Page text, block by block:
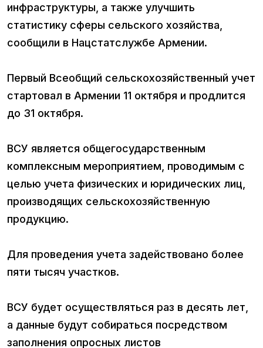
инфраструктуры, а также улучшить
статистику сферы сельского хозяйства,
сообщили в Нацстатслужбе Армении.
Первый Всеобщий сельскохозяйственный учет
стартовал в Армении 11 октября и продлится
до 31 октября.
ВСУ является общегосударственным
комплексным мероприятием, проводимым с
целью учета физических и юридических лиц,
производящих сельскохозяйственную
продукцию.
Для проведения учета задействовано более
пяти тысяч участков.
ВСУ будет осуществляться раз в десять лет,
а данные будут собираться посредством
заполнения опросных листов